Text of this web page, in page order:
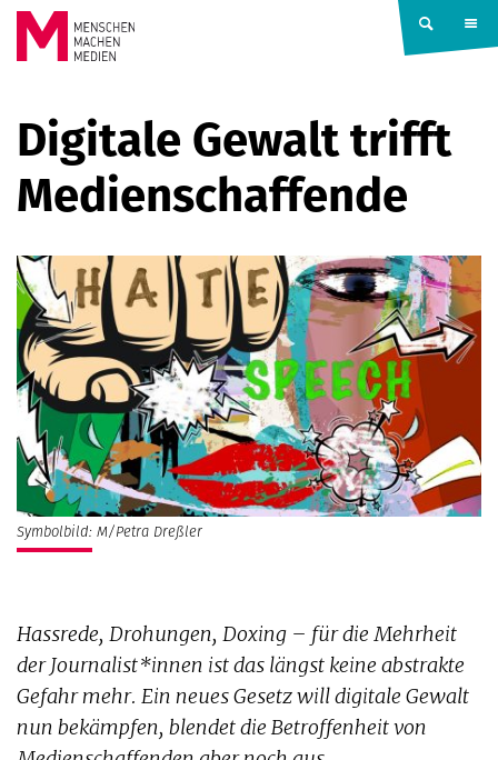
Springe zum Inhalt
MACHEN
MEDIEN
Digitale Gewalt trifft
Medienschaffende
Symbolbild: M/Petra Dreßler
Hassrede, Drohungen, Doxing – für die Mehrheit
der Journalist*innen ist das längst keine abstrakte
Gefahr mehr. Ein neues Gesetz will digitale Gewalt
nun bekämpfen, blendet die Betroffenheit von